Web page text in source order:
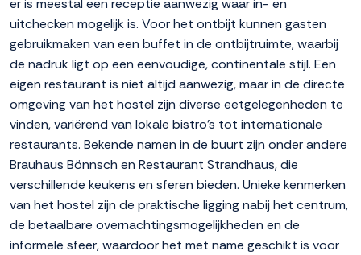
er is meestal een receptie aanwezig waar in- en
uitchecken mogelijk is. Voor het ontbijt kunnen gasten
gebruikmaken van een buffet in de ontbijtruimte, waarbij
de nadruk ligt op een eenvoudige, continentale stijl. Een
eigen restaurant is niet altijd aanwezig, maar in de directe
omgeving van het hostel zijn diverse eetgelegenheden te
vinden, variërend van lokale bistro's tot internationale
restaurants. Bekende namen in de buurt zijn onder andere
Brauhaus Bönnsch en Restaurant Strandhaus, die
verschillende keukens en sferen bieden. Unieke kenmerken
van het hostel zijn de praktische ligging nabij het centrum,
de betaalbare overnachtingsmogelijkheden en de
informele sfeer, waardoor het met name geschikt is voor